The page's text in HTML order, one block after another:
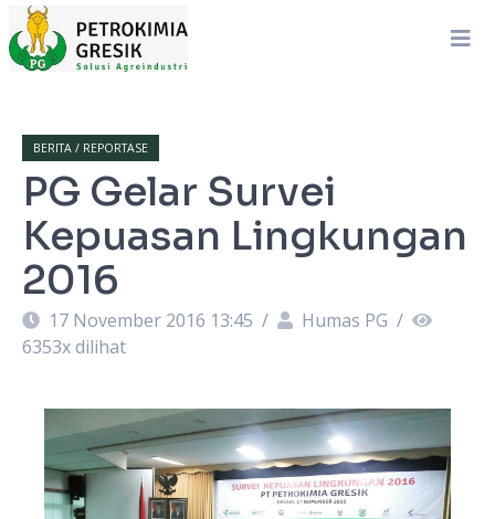
BERITA / REPORTASE
PG Gelar Survei
Kepuasan Lingkungan
2016
17 November 2016 13:45 / Humas PG /
6353x dilihat